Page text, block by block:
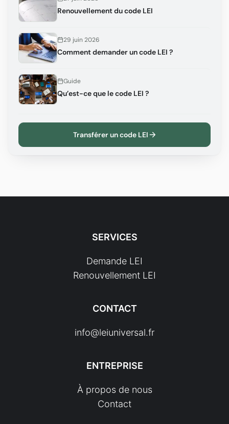
Renouvellement du code LEI
29 juin 2026
Comment demander un code LEI ?
Guide
Qu’est-ce que le code LEI ?
Transférer un code LEI
SERVICES
Demande LEI
Renouvellement LEI
CONTACT
info@leiuniversal.fr
ENTREPRISE
À propos de nous
Contact